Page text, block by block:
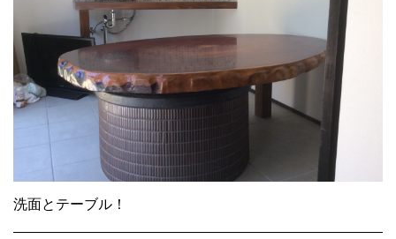
洗面とテーブル！